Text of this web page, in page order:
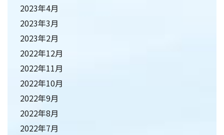
2023年4月
2023年3月
2023年2月
2022年12月
2022年11月
2022年10月
2022年9月
2022年8月
2022年7月